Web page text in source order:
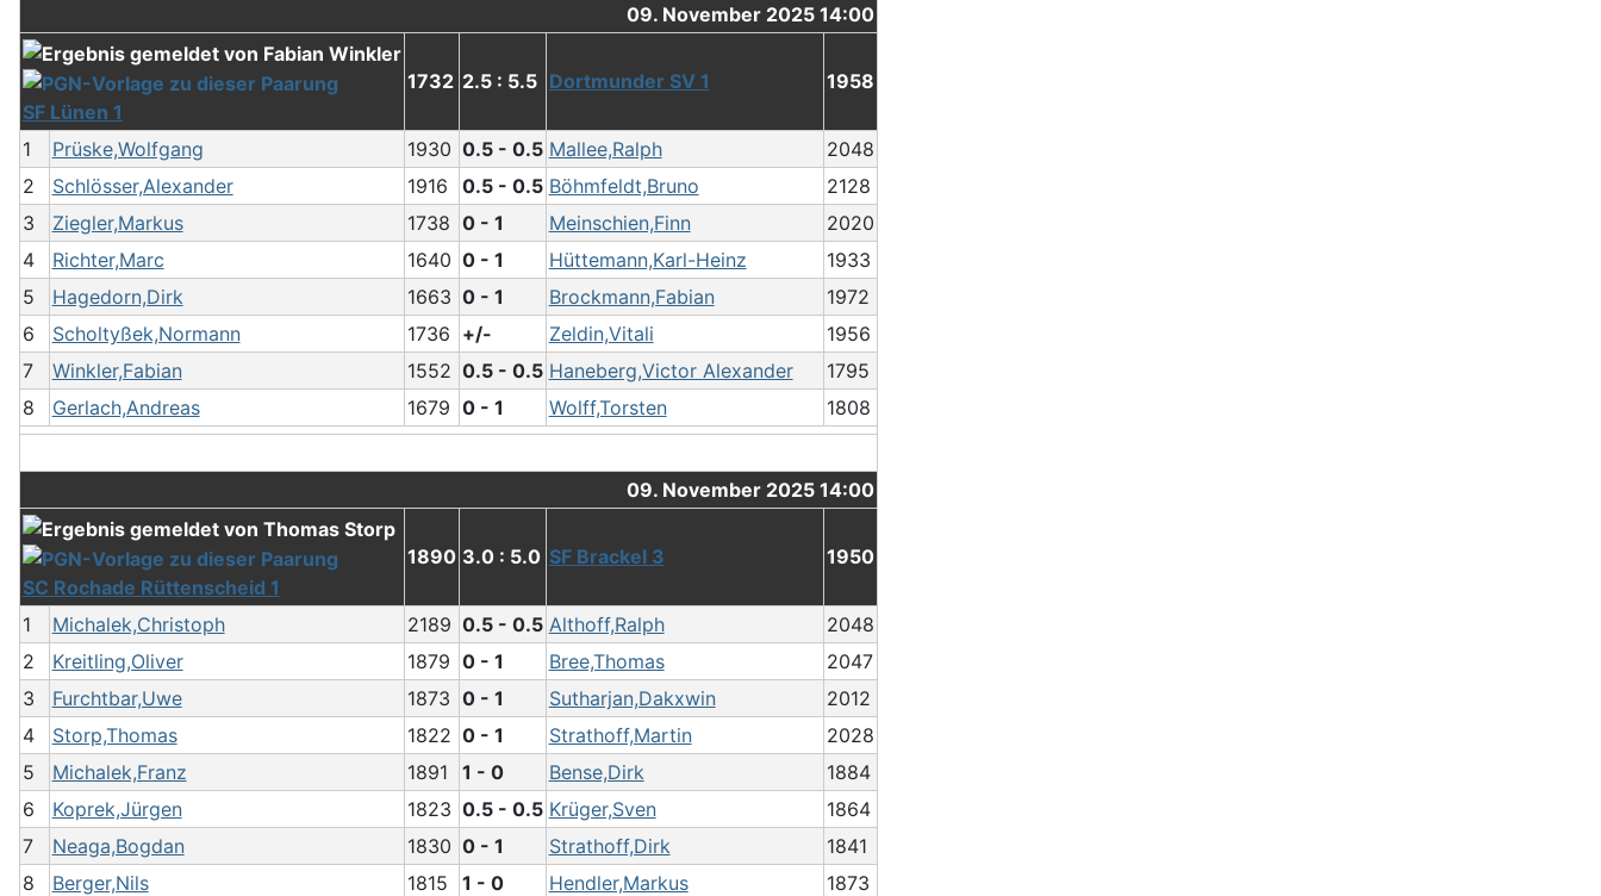
09. November 2025 14:00
SF Lünen 1
1732 2.5 : 5.5 Dortmunder SV 1 1958
1 Prüske,Wolfgang 1930 0.5 - 0.5 Mallee,Ralph
2048
2
Schlösser,Alexander 1916 0.5 - 0.5 Böhmfeldt,Bruno
2128
3
Ziegler,Markus 1738 0 - 1 Meinschien,Finn
2020
4
Richter,Marc 1640 0 - 1 Hüttemann,Karl-Heinz
1933
5
Hagedorn,Dirk 1663 0 - 1 Brockmann,Fabian
1972
6
Scholtyßek,Normann 1736 +/- Zeldin,Vitali
1956
7
Winkler,Fabian 1552 0.5 - 0.5 Haneberg,Victor Alexander
1795
8
Gerlach,Andreas 1679 0 - 1 Wolff,Torsten 1808
09. November 2025 14:00
SC Rochade Rüttenscheid 1
1890 3.0 : 5.0 SF Brackel 3 1950
1 Michalek,Christoph 2189 0.5 - 0.5 Althoff,Ralph
2048
2
Kreitling,Oliver 1879 0 - 1 Bree,Thomas
2047
3
Furchtbar,Uwe 1873 0 - 1 Sutharjan,Dakxwin
2012
4
Storp,Thomas 1822 0 - 1 Strathoff,Martin
2028
5
Michalek,Franz 1891 1 - 0 Bense,Dirk
1884
6
Koprek,Jürgen 1823 0.5 - 0.5 Krüger,Sven
1864
7
Neaga,Bogdan 1830 0 - 1 Strathoff,Dirk
1841
8
Berger,Nils 1815 1 - 0 Hendler,Markus 1873